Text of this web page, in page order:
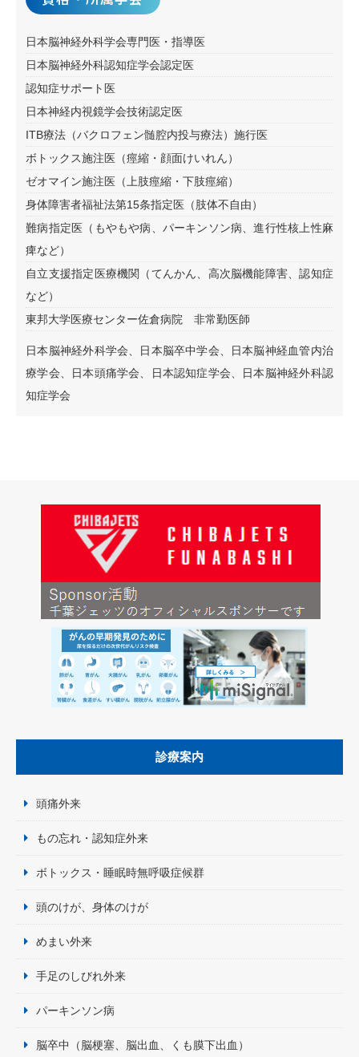
日本脳神経外科学会専門医・指導医
日本脳神経外科認知症学会認定医
認知症サポート医
日本神経内視鏡学会技術認定医
ITB療法（バクロフェン髄腔内投与療法）施行医
ボトックス施注医（痙縮・顔面けいれん）
ゼオマイン施注医（上肢痙縮・下肢痙縮）
身体障害者福祉法第15条指定医（肢体不自由）
難病指定医（もやもや病、パーキンソン病、進行性核上性麻
痺など）
自立支援指定医療機関（てんかん、高次脳機能障害、認知症
など）
東邦大学医療センター佐倉病院 非常勤医師
日本脳神経外科学会、日本脳卒中学会、日本脳神経血管内治
療学会、日本頭痛学会、日本認知症学会、日本脳神経外科認
知症学会
診療案内
頭痛外来
もの忘れ・認知症外来
ボトックス・睡眠時無呼吸症候群
頭のけが、身体のけが
めまい外来
手足のしびれ外来
パーキンソン病
脳卒中（脳梗塞、脳出血、くも膜下出血）